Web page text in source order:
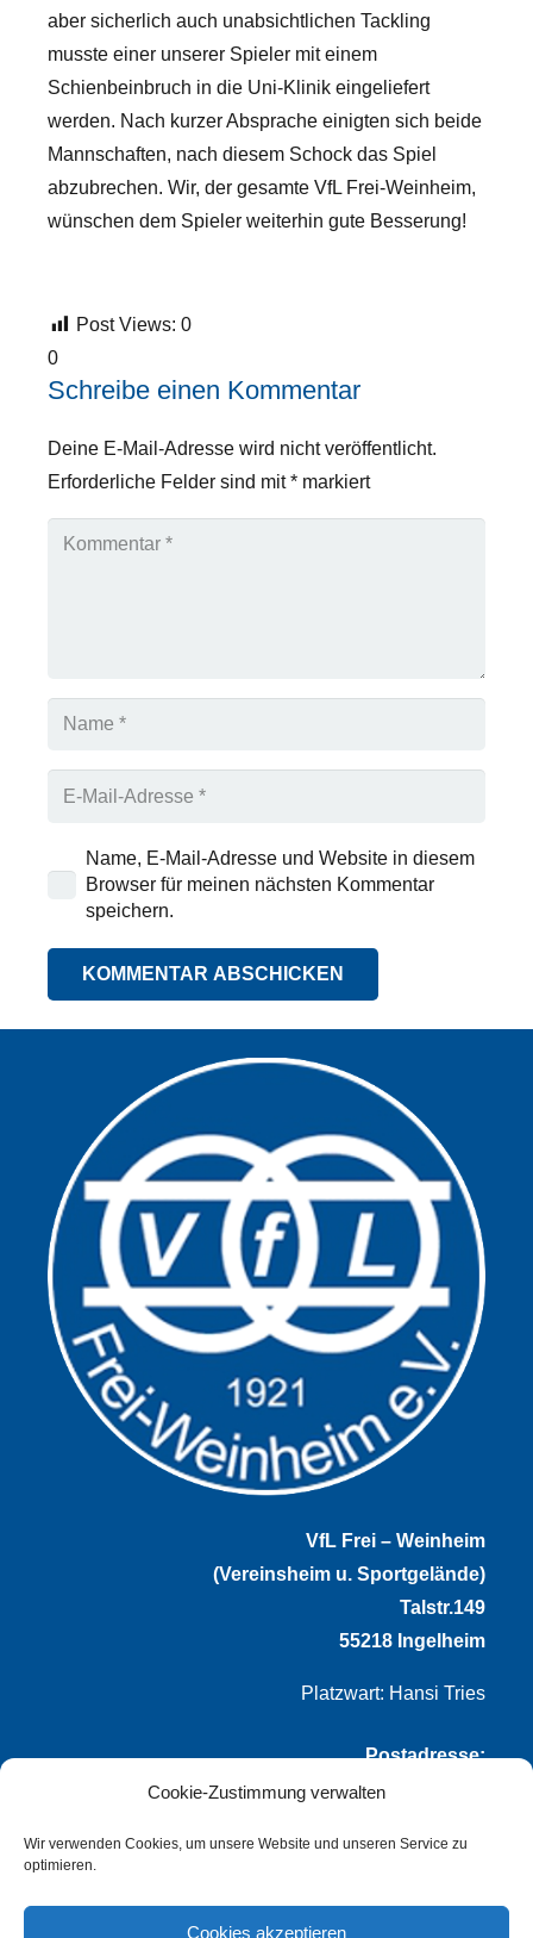
Cookie-Zustimmung verwalten
Wir verwenden Cookies, um unsere Website und unseren Service zu
optimieren.
Cookies akzeptieren
aber sicherlich auch unabsichtlichen Tackling
musste einer unserer Spieler mit einem
Schienbeinbruch in die Uni-Klinik eingeliefert
werden. Nach kurzer Absprache einigten sich beide
Mannschaften, nach diesem Schock das Spiel
abzubrechen. Wir, der gesamte VfL Frei-Weinheim,
wünschen dem Spieler weiterhin gute Besserung!
Post Views: 0
0
Schreibe einen Kommentar
Deine E-Mail-Adresse wird nicht veröffentlicht.
Erforderliche Felder sind mit* markiert
Name, E-Mail-Adresse und Website in diesem
Browser für meinen nächsten Kommentar
speichern.
KOMMENTAR ABSCHICKEN
VfL Frei – Weinheim
(Vereinsheim u. Sportgelände)
Talstr.149
55218 Ingelheim
Platzwart: Hansi Tries
Postadresse:
VfL Frei-Weinheim 1921 e.V.
Thomas Winternheimer
Talstr. 149